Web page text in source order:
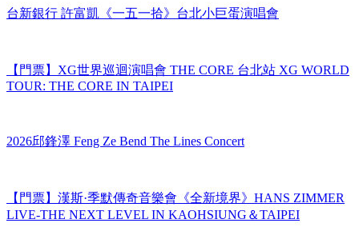
台新銀行 許富凱《一五一拾》台北小巨蛋演唱會
【門票】XG世界巡迴演唱會 THE CORE 台北站 XG WORLD
TOUR: THE CORE IN TAIPEI
2026邱鋒澤 Feng Ze Bend The Lines Concert
【門票】漢斯·季默傳奇音樂會《全新境界》HANS ZIMMER
LIVE-THE NEXT LEVEL IN KAOHSIUNG＆TAIPEI